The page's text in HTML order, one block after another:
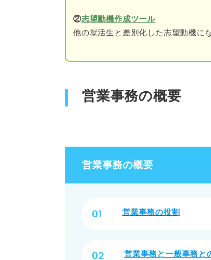
受発注・在庫管理
顧客の電話対応
営業事務のデメリット
営業事務を目指すための行
②志望動機作成ツール
他の就活生と差別化した志望動機に
営業事務の概要
営業事務の概要
営業事務の役割
営業事務と一般事務と